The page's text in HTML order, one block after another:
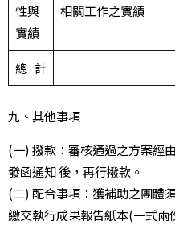
性與
實績
相關工作之實績
總 計
九、其他事項
(一) 撥款：審核通過之方案經
發函通知 後，再行撥款。
(二) 配合事項：獲補助之團體
繳交執行成果報告紙本(一式